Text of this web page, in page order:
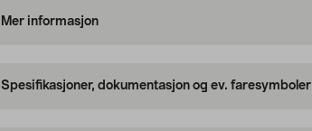
Mer informasjon
Spesifikasjoner, dokumentasjon og ev. faresymboler